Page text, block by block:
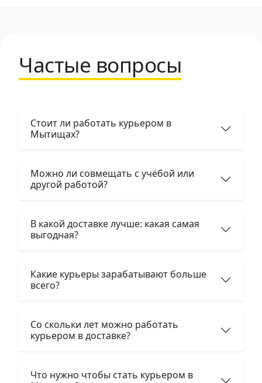
Частые вопросы
Стоит ли работать курьером в
Мытищах?
Можно ли совмещать с учёбой или
другой работой?
В какой доставке лучше: какая самая
выгодная?
Какие курьеры зарабатывают больше
всего?
Со скольки лет можно работать
курьером в доставке?
Что нужно чтобы стать курьером в